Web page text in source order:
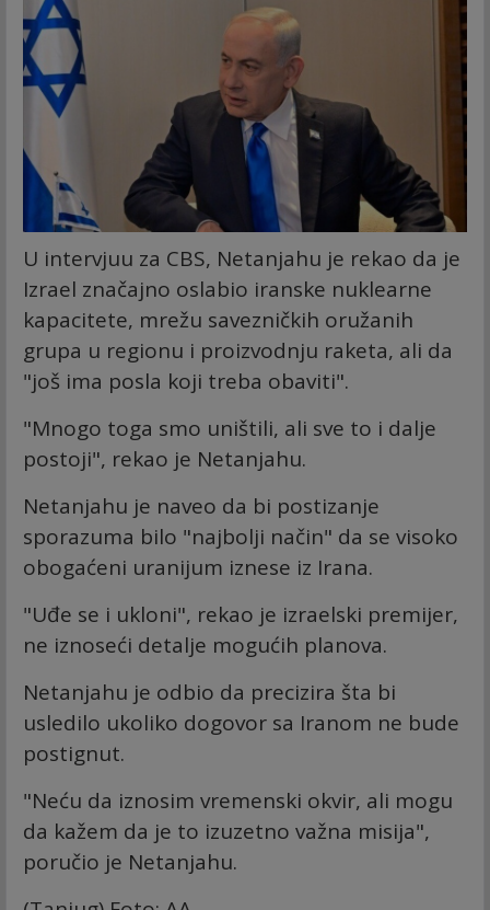
U intervjuu za CBS, Netanjahu je rekao da je
Izrael značajno oslabio iranske nuklearne
kapacitete, mrežu savezničkih oružanih
grupa u regionu i proizvodnju raketa, ali da
"još ima posla koji treba obaviti".
"Mnogo toga smo uništili, ali sve to i dalje
postoji", rekao je Netanjahu.
Netanjahu je naveo da bi postizanje
sporazuma bilo "najbolji način" da se visoko
obogaćeni uranijum iznese iz Irana.
"Uđe se i ukloni", rekao je izraelski premijer,
ne iznoseći detalje mogućih planova.
Netanjahu je odbio da precizira šta bi
usledilo ukoliko dogovor sa Iranom ne bude
postignut.
"Neću da iznosim vremenski okvir, ali mogu
da kažem da je to izuzetno važna misija",
poručio je Netanjahu.